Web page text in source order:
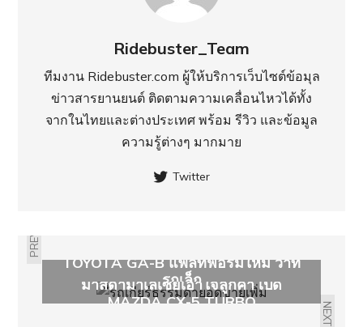
Ridebuster_Team
ทีมงาน Ridebuster.com ผู้ให้บริการเว็บไซต์ข้อมุล
ข่าวสารยานยนต์ ติดตามความเคลื่อนไหวได้ทั้ง
จากในไทยและต่างประเทศ พร้อม รีวิว และข้อมูล
ความรู้ต่างๆ มากมาย
Twitter
PREVIOUS
TOYOTA GA-B แพลทฟอร์มใหม่ ว่าที่
รถเล็ก
NEXT
มาสด้ามาเลเซียเอาใจลูกค้า เปิด
MAZDA CX-5 TURBO